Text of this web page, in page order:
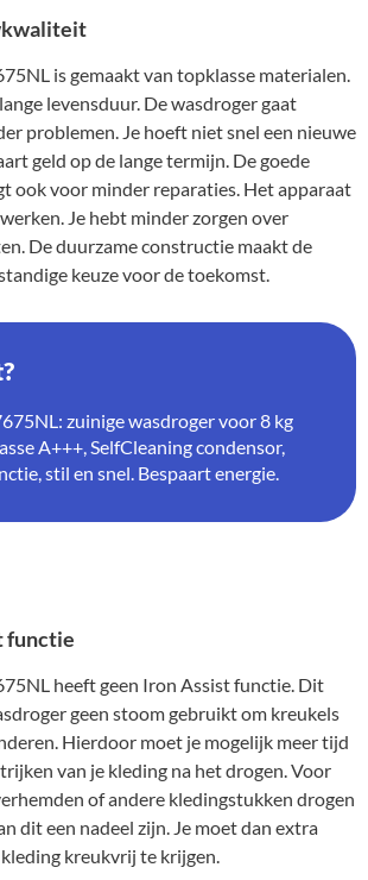
is gemaakt van topklasse materialen.
levensduur. De wasdroger gaat
problemen. Je hoeft niet snel een nieuwe
geld op de lange termijn. De goede
ook voor minder reparaties. Het apparaat
Je hebt minder zorgen over
De duurzame constructie maakt de
keuze voor de toekomst.
zuinige wasdroger voor 8 kg
A+++, SelfCleaning condensor,
stil en snel. Bespaart energie.
functie
heeft geen Iron Assist functie. Dit
geen stoom gebruikt om kreukels
Hierdoor moet je mogelijk meer tijd
van je kleding na het drogen. Voor
of andere kledingstukken drogen
dit een nadeel zijn. Je moet dan extra
kreukvrij te krijgen.